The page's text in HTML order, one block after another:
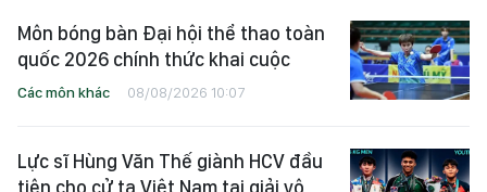
Môn bóng bàn Đại hội thể thao toàn
quốc 2026 chính thức khai cuộc
Các môn khác 08/08/2026 10:07
Lực sĩ Hùng Văn Thế giành HCV đầu
tiên cho cử tạ Việt Nam tại giải vô